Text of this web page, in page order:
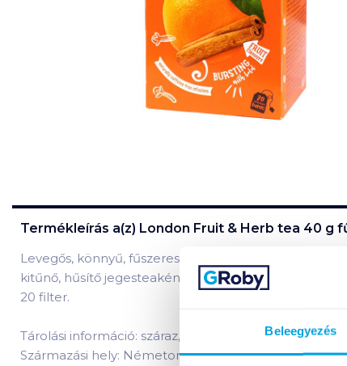
Beleegyezés
Termékleírás a(z) London Fruit & Herb tea 40 g
Levegős, könnyű, fűszeres narancs ízesítésű tea,
kitűnő, hűsítő jegesteaként!
20 filter.
Tárolási információ: száraz, hűvös helyen tárolandó!
Származási hely: Németország